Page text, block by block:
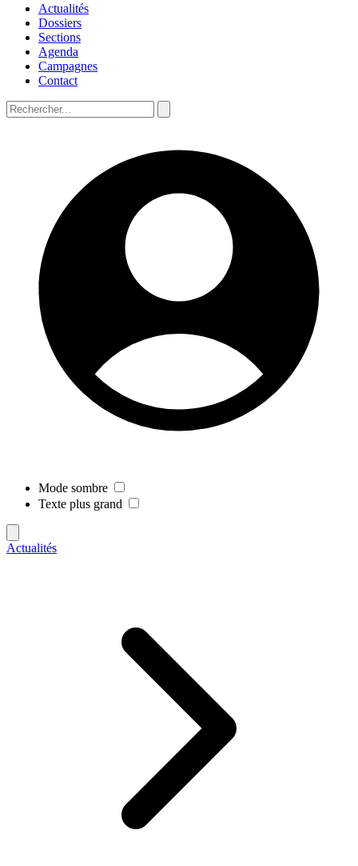
Actualités
Dossiers
Sections
Agenda
Campagnes
Contact
Mode sombre
Texte plus grand
Actualités